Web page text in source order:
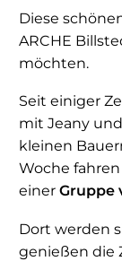
Diese
ARCHE
möchten.
Seit einiger
mit Jeany
kleinen
Woche
einer Gruppe
Dort werden
genießen die